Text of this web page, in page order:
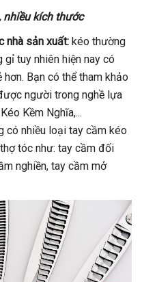
nhiều kích thước
nhà sản xuất: kéo thường
tuy nhiên hiện nay có
Bạn có thể tham khảo
người trong nghề lựa
Kềm Nghĩa,...
có nhiều loại tay cầm kéo
tóc như: tay cầm đối
nghiền, tay cầm mở